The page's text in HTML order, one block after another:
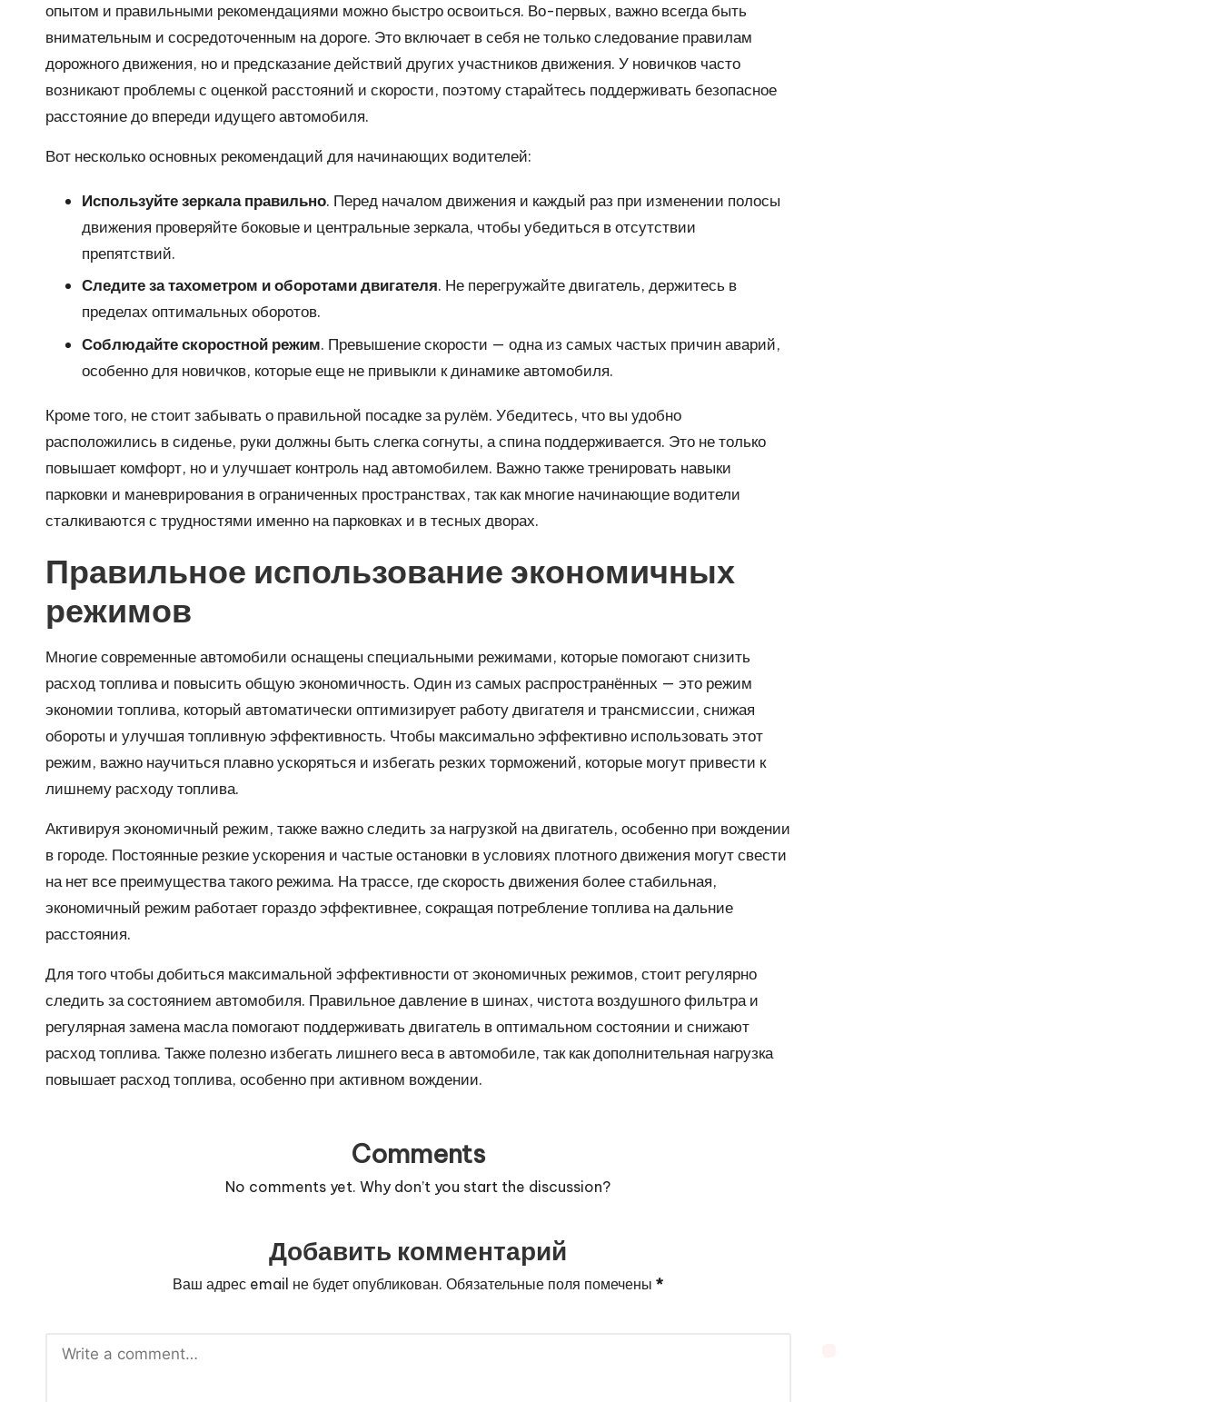
опытом и правильными рекомендациями можно быстро освоиться. Во-первых, важно всегда быть
внимательным и сосредоточенным на дороге. Это включает в себя не только следование правилам
дорожного движения, но и предсказание действий других участников движения. У новичков часто
возникают проблемы с оценкой расстояний и скорости, поэтому старайтесь поддерживать безопасное
расстояние до впереди идущего автомобиля.
Вот несколько основных рекомендаций для начинающих водителей:
Используйте зеркала правильно. Перед началом движения и каждый раз при изменении полосы
движения проверяйте боковые и центральные зеркала, чтобы убедиться в отсутствии
препятствий.
Следите за тахометром и оборотами двигателя. Не перегружайте двигатель, держитесь в
пределах оптимальных оборотов.
Соблюдайте скоростной режим. Превышение скорости — одна из самых частых причин аварий,
особенно для новичков, которые еще не привыкли к динамике автомобиля.
Кроме того, не стоит забывать о правильной посадке за рулём. Убедитесь, что вы удобно
расположились в сиденье, руки должны быть слегка согнуты, а спина поддерживается. Это не только
повышает комфорт, но и улучшает контроль над автомобилем. Важно также тренировать навыки
парковки и маневрирования в ограниченных пространствах, так как многие начинающие водители
сталкиваются с трудностями именно на парковках и в тесных дворах.
Правильное использование экономичных
режимов
Многие современные автомобили оснащены специальными режимами, которые помогают снизить
расход топлива и повысить общую экономичность. Один из самых распространённых — это режим
экономии топлива, который автоматически оптимизирует работу двигателя и трансмиссии, снижая
обороты и улучшая топливную эффективность. Чтобы максимально эффективно использовать этот
режим, важно научиться плавно ускоряться и избегать резких торможений, которые могут привести к
лишнему расходу топлива.
Активируя экономичный режим, также важно следить за нагрузкой на двигатель, особенно при вождении
в городе. Постоянные резкие ускорения и частые остановки в условиях плотного движения могут свести
на нет все преимущества такого режима. На трассе, где скорость движения более стабильная,
экономичный режим работает гораздо эффективнее, сокращая потребление топлива на дальние
расстояния.
Для того чтобы добиться максимальной эффективности от экономичных режимов, стоит регулярно
следить за состоянием автомобиля. Правильное давление в шинах, чистота воздушного фильтра и
регулярная замена масла помогают поддерживать двигатель в оптимальном состоянии и снижают
расход топлива. Также полезно избегать лишнего веса в автомобиле, так как дополнительная нагрузка
повышает расход топлива, особенно при активном вождении.
Comments
No comments yet. Why don’t you start the discussion?
Добавить комментарий
Ваш адрес email не будет опубликован. Обязательные поля помечены*